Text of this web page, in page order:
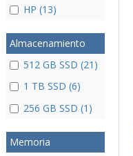
HP (13)
Almacenamiento
512 GB SSD (21)
1 TB SSD (6)
256 GB SSD (1)
Memoria